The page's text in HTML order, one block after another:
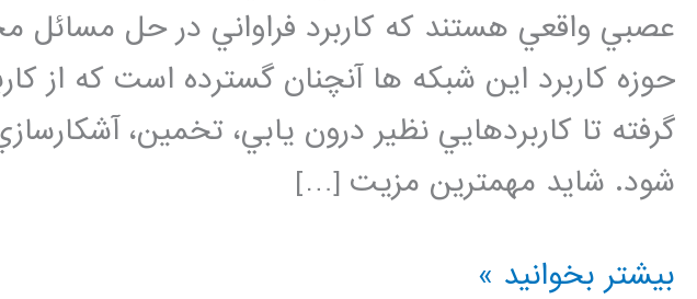
عصبي واقعي هستند كه كاربرد فراواني در حل مسائل
حوزه كاربرد اين شبكه ها آنچنان گسترده است كه از
گرفته تا كاربردهايي نظير درون يابي، تخمين،
شود. شايد مهمترين مزيت […]
شبکه
بیشتر بخوانید »